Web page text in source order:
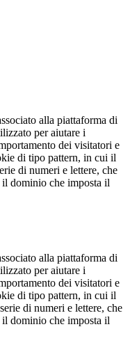
alla piattaforma di
per aiutare i
dei visitatori e
di tipo pattern, in cui il
di numeri e lettere, che
dominio che imposta il
alla piattaforma di
per aiutare i
dei visitatori e
di tipo pattern, in cui il
di numeri e lettere, che
dominio che imposta il